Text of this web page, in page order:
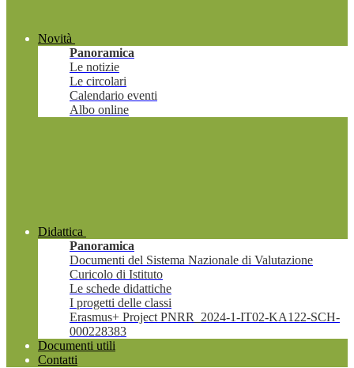
Novità
Panoramica
Le notizie
Le circolari
Calendario eventi
Albo online
Didattica
Panoramica
Documenti del Sistema Nazionale di Valutazione
Curicolo di Istituto
Le schede didattiche
I progetti delle classi
Erasmus+ Project PNRR_2024-1-IT02-KA122-SCH-
000228383
Documenti utili
Contatti